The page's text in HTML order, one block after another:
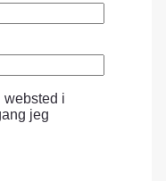
websted i
jeg